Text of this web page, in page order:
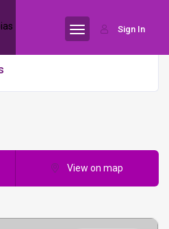
Sign In
View on map